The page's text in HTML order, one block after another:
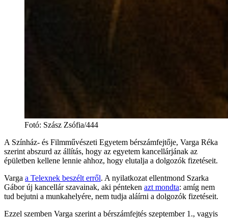
Fotó: Szász Zsófia/444
A Színház- és Filmművészeti Egyetem bérszámfejtője, Varga Réka
szerint abszurd az állítás, hogy az egyetem kancellárjának az
épületben kellene lennie ahhoz, hogy elutalja a dolgozók fizetéseit.
Varga a Telexnek beszélt erről. A nyilatkozat ellentmond Szarka
Gábor új kancellár szavainak, aki pénteken azt mondta: amíg nem
tud bejutni a munkahelyére, nem tudja aláírni a dolgozók fizetéseit.
Ezzel szemben Varga szerint a bérszámfejtés szeptember 1., vagyis